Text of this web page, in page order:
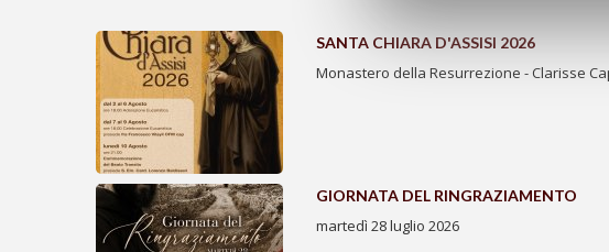
SANTA CHIARA D'ASSISI 2026
Monastero della Resurrezione - Clarisse
GIORNATA DEL RINGRAZIAMENTO
martedì 28 luglio 2026